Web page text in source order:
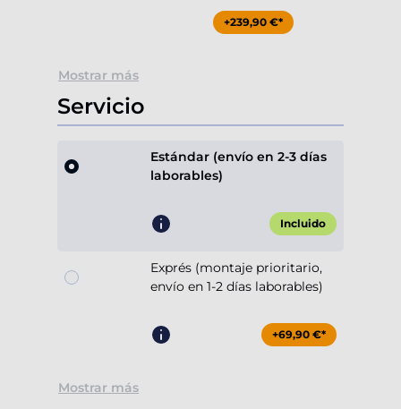
+239,90 €*
Mostrar más
Servicio
Estándar (envío en 2-3 días
laborables)
Incluido
Exprés (montaje prioritario,
envío en 1-2 días laborables)
+69,90 €*
Mostrar más